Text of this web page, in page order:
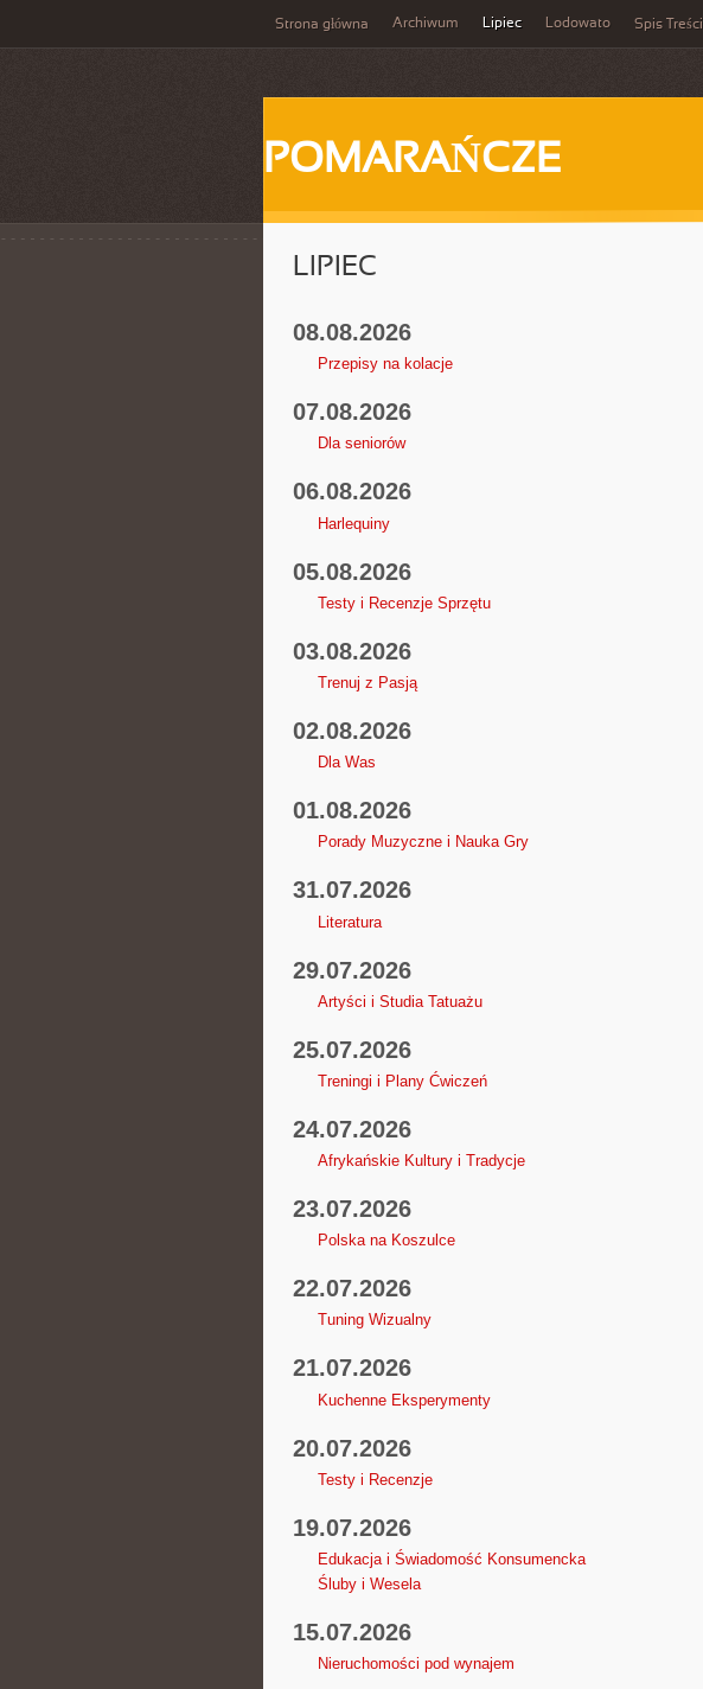
Strona główna Archiwum Lipiec Lodowato Spis Treści
POMARAŃCZE
LIPIEC
08.08.2026
Przepisy na kolacje
07.08.2026
Dla seniorów
06.08.2026
Harlequiny
05.08.2026
Testy i Recenzje Sprzętu
03.08.2026
Trenuj z Pasją
02.08.2026
Dla Was
01.08.2026
Porady Muzyczne i Nauka Gry
31.07.2026
Literatura
29.07.2026
Artyści i Studia Tatuażu
25.07.2026
Treningi i Plany Ćwiczeń
24.07.2026
Afrykańskie Kultury i Tradycje
23.07.2026
Polska na Koszulce
22.07.2026
Tuning Wizualny
21.07.2026
Kuchenne Eksperymenty
20.07.2026
Testy i Recenzje
19.07.2026
Edukacja i Świadomość Konsumencka
Śluby i Wesela
15.07.2026
Nieruchomości pod wynajem